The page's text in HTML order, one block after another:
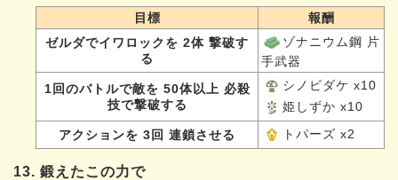
目標
報酬
ゼルダでイワロックを 2体 撃破す
る
ゾナニウム鋼 片
手武器
1回のバトルで敵を 50体以上 必殺
技で撃破する
シノビダケ x10
姫しずか x10
アクションを 3回 連鎖させる トパーズ x2
13. 鍛えたこの力で